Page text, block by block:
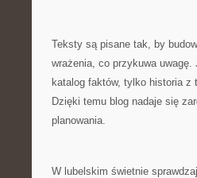
Teksty są pisane tak, by
wrażenia, co przykuwa
katalog faktów, tylko historia z
Dzięki temu blog nadaje się
planowania.
W lubelskim świetnie